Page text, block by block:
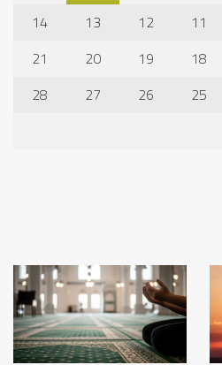
11
12
13
14
18
19
20
21
25
26
27
28